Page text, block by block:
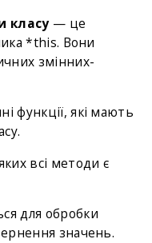
класу— це
*this. Вони
змінних-
функції, які мають
всі методи є
для обробки
значень.